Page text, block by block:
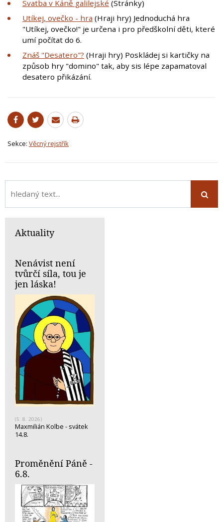
Svatba v Káně galilejské (Stránky)
Utíkej, ovečko - hra (Hraji hry) Jednoduchá hra
"Utíkej, ovečko!" je určena i pro předškolní děti, které
umí počítat do 6.
Znáš "Desatero"? (Hraji hry) Poskládej si kartičky na
způsob hry "domino" tak, aby sis lépe zapamatoval
desatero přikázání.
Sekce: Věcný rejstřík
Aktuality
Nenávist není
tvůrčí síla, tou je
jen láska!
(5. 8. 2026)
Maxmilián Kolbe - svátek
14.8.
Proměnění Páně -
6.8.